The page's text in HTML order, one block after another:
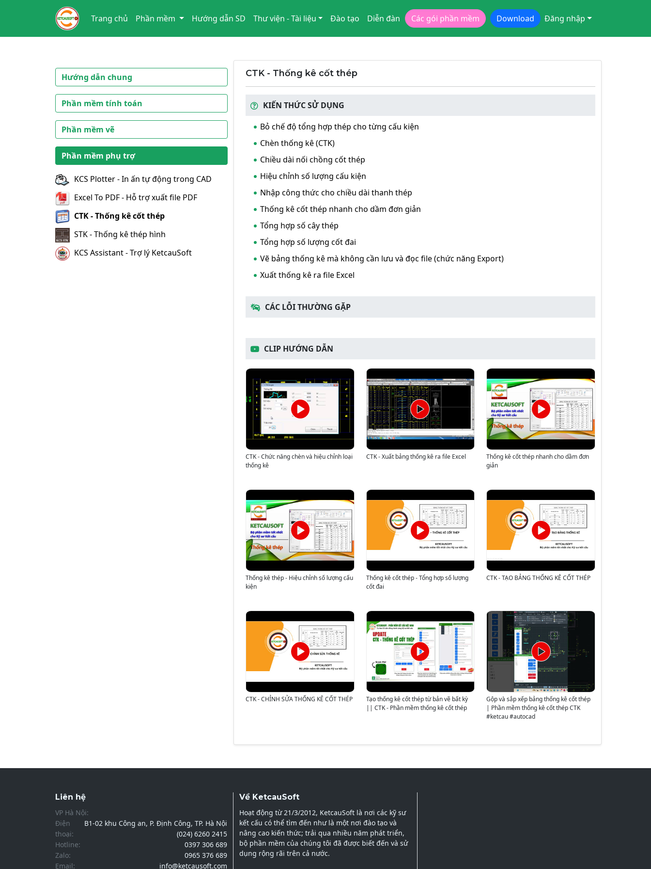
Trang chủ Phần mềm Hướng dẫn SD Thư viện - Tài liệu Đào tạo Diễn đàn Các gói phần mềm Download Đăng nhập
Hướng dẫn chung
Phần mềm tính toán
Phần mềm vẽ
Phần mềm phụ trợ
KCS Plotter - In ấn tự động trong CAD
Excel To PDF - Hỗ trợ xuất file PDF
CTK - Thống kê cốt thép
STK - Thống kê thép hình
KCS Assistant - Trợ lý KetcauSoft
CTK - Thống kê cốt thép
KIẾN THỨC SỬ DỤNG
Bỏ chế độ tổng hợp thép cho từng cấu kiện
Chèn thống kê (CTK)
Chiều dài nối chồng cốt thép
Hiệu chỉnh số lượng cấu kiện
Nhập công thức cho chiều dài thanh thép
Thống kê cốt thép nhanh cho dầm đơn giản
Tổng hợp số cây thép
Tổng hợp số lượng cốt đai
Vẽ bảng thống kê mà không cần lưu và đọc file (chức năng Export)
Xuất thống kê ra file Excel
CÁC LỖI THƯỜNG GẶP
CLIP HƯỚNG DẪN
CTK - Chức năng chèn và hiệu chỉnh loại
thống kê
CTK - Xuất bảng thống kê ra file Excel
Thống kê cốt thép nhanh cho dầm đơn
giản
Thống kê thép - Hiệu chỉnh số lượng cấu
kiện
Thống kê cốt thép - Tổng hợp số lượng
cốt đai
CTK - TẠO BẢNG THỐNG KÊ CỐT THÉP
CTK - CHỈNH SỬA THỐNG KÊ CỐT THÉP
Tạo thống kê cốt thép từ bản vẽ bất kỳ
|| CTK - Phần mềm thống kê cốt thép
Gộp và sắp xếp bảng thống kê cốt thép
| Phần mềm thống kê cốt thép CTK
#ketcau #autocad
Liên hệ
VP Hà Nội:
B1-02 khu Công an, P. Định Công, TP. Hà Nội
Điện
thoại:
(024) 6260 2415
Hotline:
0397 306 689
Zalo:
0965 376 689
Email:
info@ketcausoft.com
Về KetcauSoft
Hoạt động từ 21/3/2012, KetcauSoft là nơi các kỹ sư
kết cấu có thể tìm đến như là một nơi đào tạo và
nâng cao kiến thức; trải qua nhiều năm phát triển,
bộ phần mềm của chúng tôi đã được biết đến và sử
dụng rộng rãi trên cả nước.